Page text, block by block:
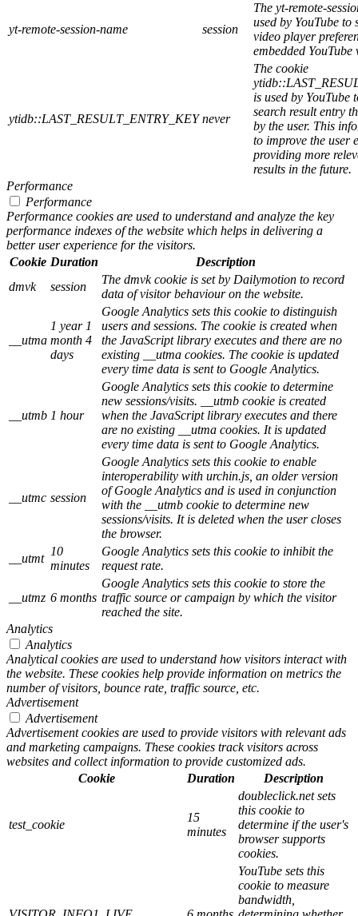
yt-remote-session-name session
The yt-remote-
used by YouTube to
video player
embedded YouTube
ytidb::LAST_RESULT_ENTRY_KEY never
The cookie
is used by YouTube
search result entry
by the user. This
to improve the user
providing more
results in the future.
Performance
Performance
Performance cookies are used to understand and analyze the key
performance indexes of the website which helps in delivering a
better user experience for the visitors.
Cookie Duration
Description
dmvk
session
The dmvk cookie is set by Dailymotion to record
data of visitor behaviour on the website.
__utma
1 year 1
month 4
days
Google Analytics sets this cookie to distinguish
users and sessions. The cookie is created when
the JavaScript library executes and there are no
existing __utma cookies. The cookie is updated
every time data is sent to Google Analytics.
__utmb 1 hour
Google Analytics sets this cookie to determine
new sessions/visits. __utmb cookie is created
when the JavaScript library executes and there
are no existing __utma cookies. It is updated
every time data is sent to Google Analytics.
__utmc session
Google Analytics sets this cookie to enable
interoperability with urchin.js, an older version
of Google Analytics and is used in conjunction
with the __utmb cookie to determine new
sessions/visits. It is deleted when the user closes
the browser.
__utmt
10
minutes
Google Analytics sets this cookie to inhibit the
request rate.
__utmz 6 months
Google Analytics sets this cookie to store the
traffic source or campaign by which the visitor
reached the site.
Analytics
Analytics
Analytical cookies are used to understand how visitors interact with
the website. These cookies help provide information on metrics the
number of visitors, bounce rate, traffic source, etc.
Advertisement
Advertisement
Advertisement cookies are used to provide visitors with relevant ads
and marketing campaigns. These cookies track visitors across
websites and collect information to provide customized ads.
Cookie
Duration Description
test_cookie
15
minutes
doubleclick.net sets
this cookie to
determine if the user's
browser supports
cookies.
YouTube sets this
cookie to measure
bandwidth,